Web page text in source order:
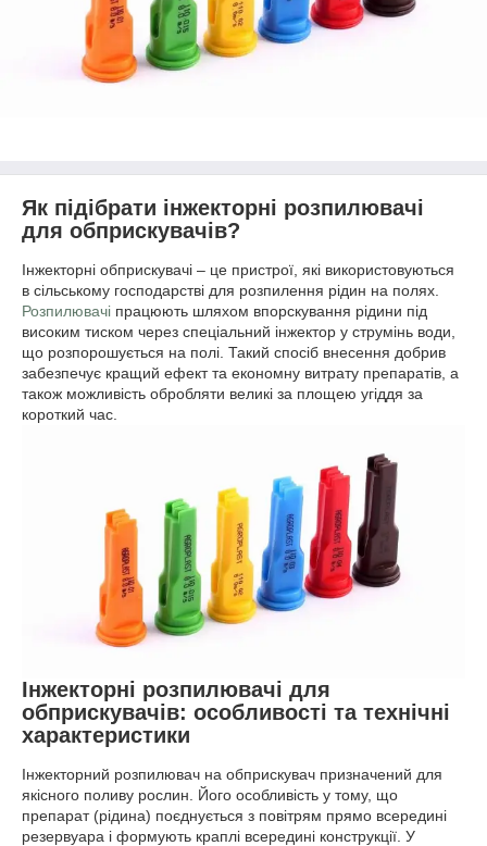
Як підібрати інжекторні розпилювачі
для обприскувачів?
Інжекторні обприскувачі – це пристрої, які використовуються
в сільському господарстві для розпилення рідин на полях.
Розпилювачі працюють шляхом впорскування рідини під
високим тиском через спеціальний інжектор у струмінь води,
що розпорошується на полі. Такий спосіб внесення добрив
забезпечує кращий ефект та економну витрату препаратів, а
також можливість обробляти великі за площею угіддя за
короткий час.
Інжекторні розпилювачі для
обприскувачів: особливості та технічні
характеристики
Інжекторний розпилювач на обприскувач призначений для
якісного поливу рослин. Його особливість у тому, що
препарат (рідина) поєднується з повітрям прямо всередині
резервуара і формують краплі всередині конструкції. У